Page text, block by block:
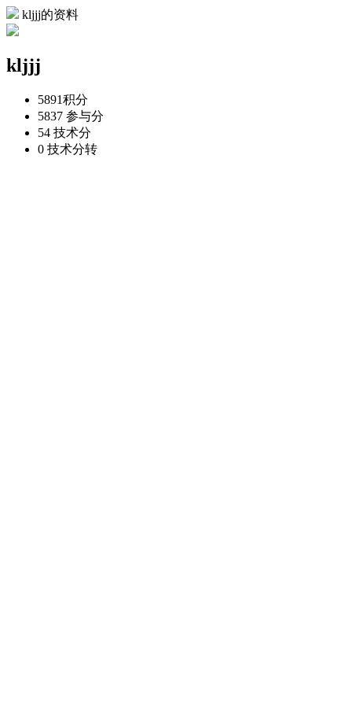
kljjj的资料
kljjj
5891积分
5837 参与分
54 技术分
0 技术分转